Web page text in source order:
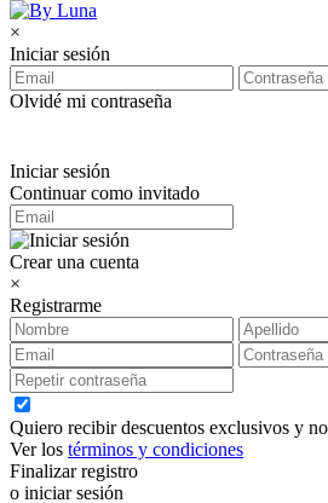
×
Iniciar sesión
Olvidé mi contraseña
Iniciar sesión
Continuar como invitado
Crear una cuenta
×
Registrarme
Quiero recibir descuentos exclusivos y
Ver los términos y condiciones
Finalizar registro
o iniciar sesión